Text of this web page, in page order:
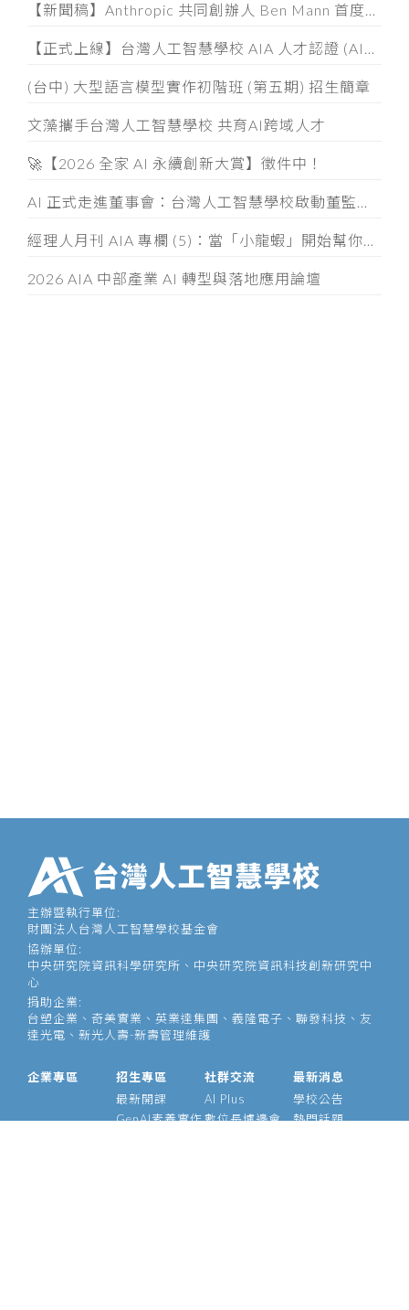
【新聞稿】Anthropic 共同創辦人 Ben Mann 首度訪台
【正式上線】台灣人工智慧學校 AIA 人才認證 (AIATC) 專屬網站啟用！
(台中) 大型語言模型實作初階班 (第五期) 招生簡章
文藻攜手台灣人工智慧學校 共育AI跨域人才
🚀【2026 全家 AI 永續創新大賞】徵件中！
AI 正式走進董事會：台灣人工智慧學校啟動董監事 AI 治理必修課
經理人月刊 AIA 專欄 (5)：當「小龍蝦」開始幫你整資料、發信件， 企業如何「分人、分技能、分層」授權
2026 AIA 中部產業 AI 轉型與落地應用論壇
主辦暨執行單位:
財團法人台灣人工智慧學校基金會
協辦單位:
中央研究院資訊科學研究所、中央研究院資訊科技創新研究中
心
捐助企業:
台塑企業、奇美實業、英業達集團、義隆電子、聯發科技、友
達光電、新光人壽-新壽管理維護
企業專區
招生專區
最新開課
GenAI素養實作
社群交流
AI Plus
數位長爐邊會
最新消息
學校公告
熱門話題